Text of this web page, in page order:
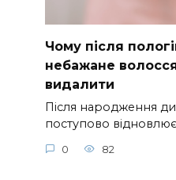
Чому після
небажане
видалити
Після народження
поступово
0 82